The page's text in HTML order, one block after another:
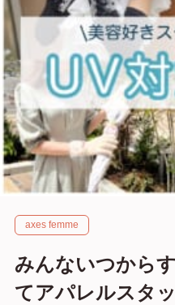
axes femme
みんないつから
てアパレルスタ